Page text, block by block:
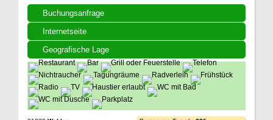
Buchungsanfrage
Internetseite
Geografische Lage